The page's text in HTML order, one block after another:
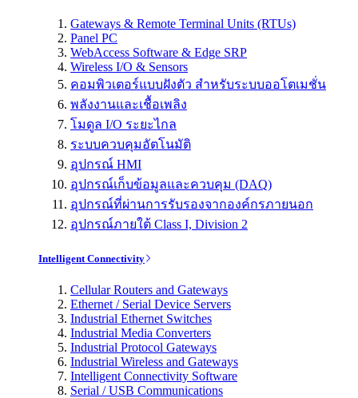
Gateways & Remote Terminal Units (RTUs)
Panel PC
WebAccess Software & Edge SRP
Wireless I/O & Sensors
คอมพิวเตอร์แบบฝังตัว สำหรับระบบออโตเมชั่น
พลังงานและเชื้อเพลิง
โมดูล I/O ระยะไกล
ระบบควบคุมอัตโนมัติ
อุปกรณ์ HMI
อุปกรณ์เก็บข้อมูลและควบคุม (DAQ)
อุปกรณ์ที่ผ่านการรับรองจากองค์กรภายนอก
อุปกรณ์ภายใต้ Class I, Division 2
Intelligent Connectivity
Cellular Routers and Gateways
Ethernet / Serial Device Servers
Industrial Ethernet Switches
Industrial Media Converters
Industrial Protocol Gateways
Industrial Wireless and Gateways
Intelligent Connectivity Software
Serial / USB Communications